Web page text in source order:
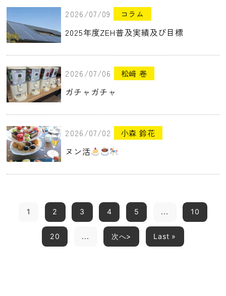
2026/07/09 コラム
2025年度ZEH普及実績及び目標
2026/07/06 松﨑 卷
ガチャガチャ
2026/07/02 小森 鈴花
ヌン活
1 2 3 4 5 ... 10
20 ... 次へ> Last »